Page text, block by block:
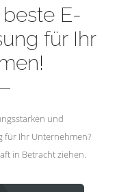
E-
für Ihr
und
für Ihr Unternehmen?
in Betracht ziehen.